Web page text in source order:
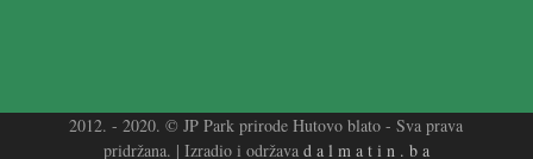
2012. - 2020. © JP Park prirode Hutovo blato - Sva prava
pridržana. | Izradio i održava d a l m a t i n . b a